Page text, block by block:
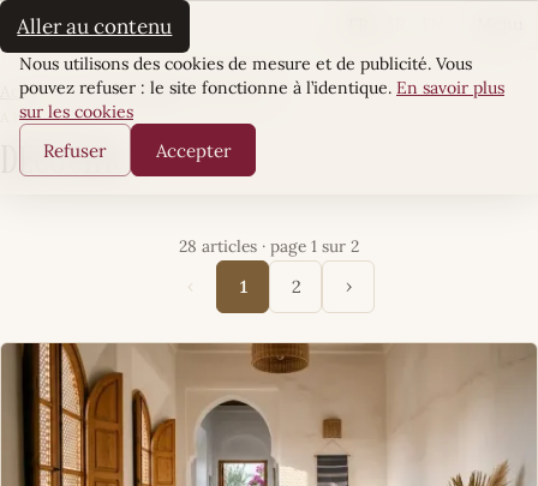
Aller au contenu
La Sultane
Accueil·Écrin Quotidien· DécoChic
ARTICLES
DécoChic
28 articles · page 1 sur 2
‹
1 2 ›
Cookies
Nous utilisons des cookies de mesure et de publicité. Vous
pouvez refuser : le site fonctionne à l’identique. En savoir plus
sur les cookies
Refuser Accepter